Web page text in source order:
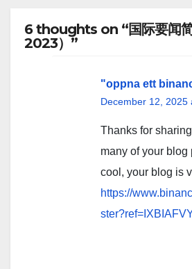
6 thoughts on “国际要闻
2023）”
"oppna ett
December 12, 2025
Thanks for
many of your blog
cool, your blog is
https://